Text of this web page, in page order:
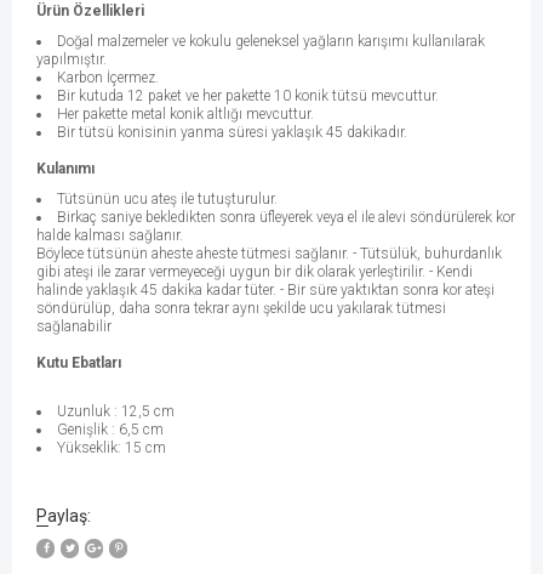
Ürün Özellikleri
Doğal malzemeler ve kokulu geleneksel yağların karışımı kullanılarak
yapılmıştır.
Karbon İçermez.
Bir kutuda 12 paket ve her pakette 10 konik tütsü mevcuttur.
Her pakette metal konik altlığı mevcuttur.
Bir tütsü konisinin yanma süresi yaklaşık 45 dakikadır.
Kulanımı
Tütsünün ucu ateş ile tutuşturulur.
Birkaç saniye bekledikten sonra üfleyerek veya el ile alevi söndürülerek kor
halde kalması sağlanır.
Böylece tütsünün aheste aheste tütmesi sağlanır. - Tütsülük, buhurdanlık
gibi ateşi ile zarar vermeyeceği uygun bir dik olarak yerleştirilir. - Kendi
halinde yaklaşık 45 dakika kadar tüter. - Bir süre yaktıktan sonra kor ateşi
söndürülüp, daha sonra tekrar aynı şekilde ucu yakılarak tütmesi
sağlanabilir
Kutu Ebatları
Uzunluk : 12,5 cm
Genişlik : 6,5 cm
Yükseklik: 15 cm
Paylaş: